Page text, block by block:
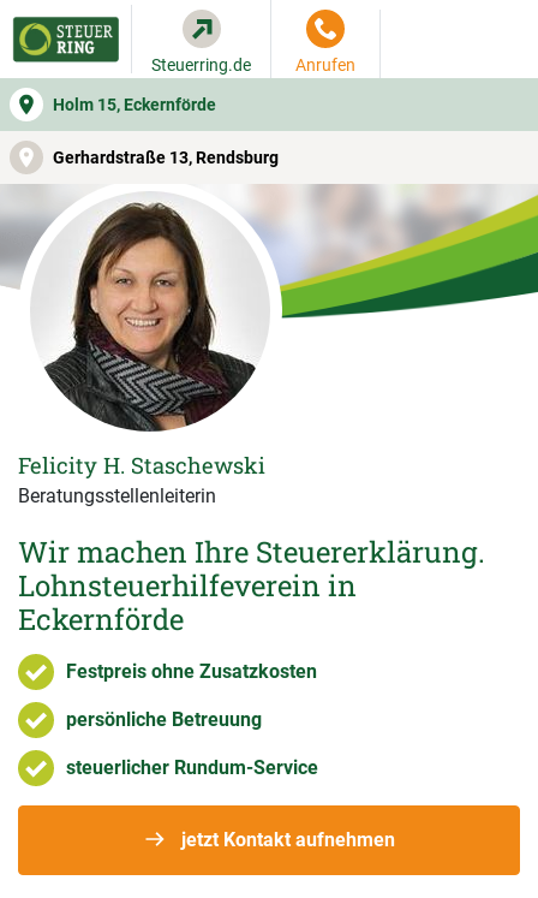
Holm 15, Eckernförde
Gerhardstraße 13, Rendsburg
Steuerring.de Anrufen
WER SIE BERÄT BEITRAGSRECHNER
Wir machen Ihre Steuererklärung.
Lohnsteuerhilfeverein in
Eckernförde
Festpreis ohne Zusatzkosten
persönliche Betreuung
steuerlicher Rundum-Service
jetzt Kontakt aufnehmen
Felicity H. Staschewski
Beratungsstellenleiterin